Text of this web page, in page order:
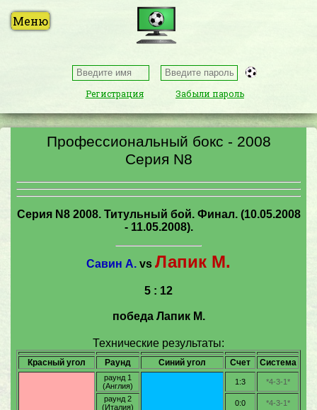
Регистрация Забыли пароль